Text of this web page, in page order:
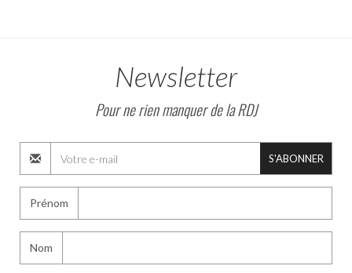
Newsletter
Pour ne rien manquer de la RDJ
S'ABONNER
Prénom
Nom